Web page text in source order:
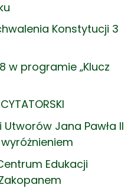
Konstytucji 3
w programie „Klucz
Jana Pawła II
Edukacji